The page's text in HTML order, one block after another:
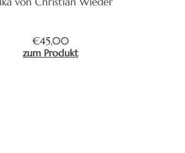
€45,00
zum Produkt